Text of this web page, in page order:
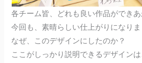
各チーム皆、どれも良い作品ができあ
今回も、素晴らしい仕上がりになりま
なぜ、このデザインにしたのか？
ここがしっかり説明できるデザインは